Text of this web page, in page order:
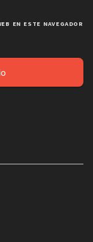
EN ESTE NAVEGADOR